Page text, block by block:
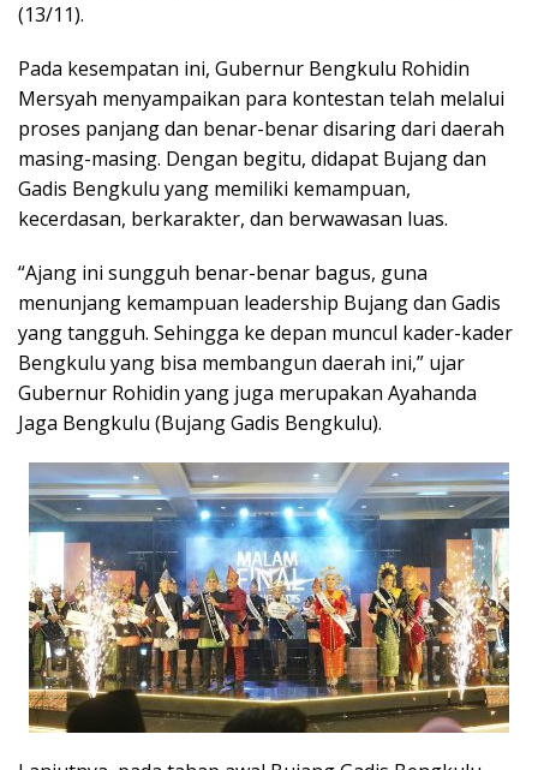
(13/11).
Pada kesempatan ini, Gubernur Bengkulu Rohidin
Mersyah menyampaikan para kontestan telah melalui
proses panjang dan benar-benar disaring dari daerah
masing-masing. Dengan begitu, didapat Bujang dan
Gadis Bengkulu yang memiliki kemampuan,
kecerdasan, berkarakter, dan berwawasan luas.
“Ajang ini sungguh benar-benar bagus, guna
menunjang kemampuan leadership Bujang dan Gadis
yang tangguh. Sehingga ke depan muncul kader-kader
Bengkulu yang bisa membangun daerah ini,” ujar
Gubernur Rohidin yang juga merupakan Ayahanda
Jaga Bengkulu (Bujang Gadis Bengkulu).